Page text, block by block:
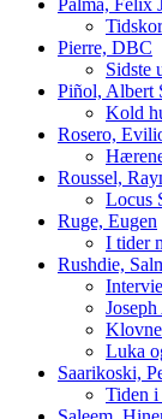
Pierre, DBC
Sidste
Piñol, Albert
Kold
Rosero,
Roussel,
Locus
Ruge, Eugen
I tider
Rushdie,
Luka
Saarikoski,
Tiden i